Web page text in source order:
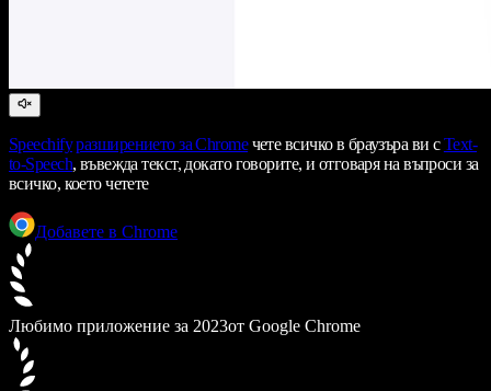
Speechify разширението за Chromeчете всичко в браузъра ви сText-
to-Speech, въвежда текст, докато говорите, и отговаря на въпроси за
всичко, което четете
Добавете в Chrome
Любимо приложение за 2023от Google Chrome